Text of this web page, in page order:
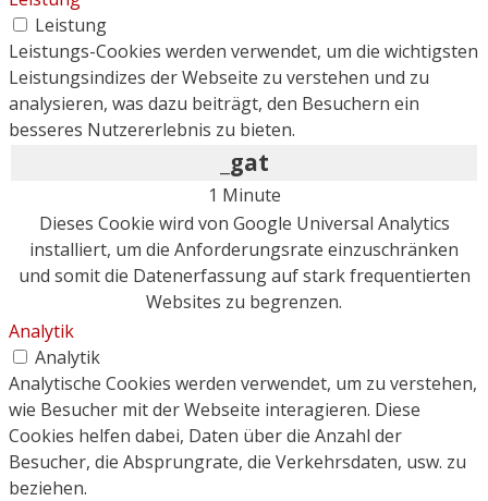
Leistung
Leistungs-Cookies werden verwendet, um die wichtigsten
Leistungsindizes der Webseite zu verstehen und zu
analysieren, was dazu beiträgt, den Besuchern ein
besseres Nutzererlebnis zu bieten.
_gat
1 Minute
Dieses Cookie wird von Google Universal Analytics
installiert, um die Anforderungsrate einzuschränken
und somit die Datenerfassung auf stark frequentierten
Websites zu begrenzen.
Analytik
Analytik
Analytische Cookies werden verwendet, um zu verstehen,
wie Besucher mit der Webseite interagieren. Diese
Cookies helfen dabei, Daten über die Anzahl der
Besucher, die Absprungrate, die Verkehrsdaten, usw. zu
beziehen.